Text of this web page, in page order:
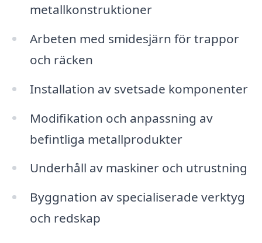
metallkonstruktioner
Arbeten med smidesjärn för trappor
och räcken
Installation av svetsade komponenter
Modifikation och anpassning av
befintliga metallprodukter
Underhåll av maskiner och utrustning
Byggnation av specialiserade verktyg
och redskap